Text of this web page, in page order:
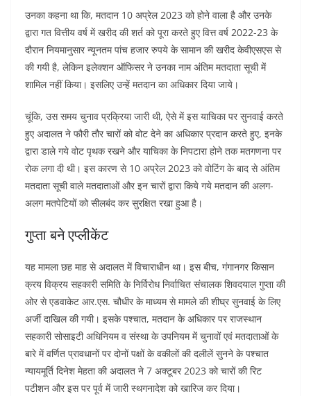
उनका कहना था कि, मतदान 10 अप्रेल 2023 को होने वाला है और उनके
द्वारा गत वित्तीय वर्ष में खरीद की शर्त को पूरा करते हुए वित्त वर्ष 2022-23 के
दौरान नियमानुसार न्यूनतम पांच हजार रुपये के सामान की खरीद केवीएसएस से
की गयी है, लेकिन इलेक्शन ऑफिसर ने उनका नाम अंतिम मतदाता सूची में
शामिल नहीं किया। इसलिए उन्हें मतदान का अधिकार दिया जाये।
चूंकि, उस समय चुनाव प्रक्रिया जारी थी, ऐसे में इस याचिका पर सुनवाई करते
हुए अदालत ने फौरी तौर चारों को वोट देने का अधिकार प्रदान करते हुए, इनके
द्वारा डाले गये वोट पृथक रखने और याचिका के निपटारा होने तक मतगणना पर
रोक लगा दी थी। इस कारण से 10 अप्रेल 2023 को वोटिंग के बाद से अंतिम
मतदाता सूची वाले मतदाताओं और इन चारों द्वारा किये गये मतदान की अलग-
अलग मतपेटियों को सीलबंद कर सुरक्षित रखा हुआ है।
गुप्ता बने एप्लीकेंट
यह मामला छह माह से अदालत में विचाराधीन था। इस बीच, गंगानगर किसान
क्रय विक्रय सहकारी समिति के निर्विरोध निर्वाचित संचालक शिवदयाल गुप्ता की
ओर से एडवाकेट आर.एस. चौधीर के माध्यम से मामले की शीघ्र सुनवाई के लिए
अर्जी दाखिल की गयी। इसके पश्चात, मतदान के अधिकार पर राजस्थान
सहकारी सोसाइटी अधिनियम व संस्था के उपनियम में चुनावों एवं मतदाताओं के
बारे में वर्णित प्रावधानों पर दोनों पक्षों के वकीलों की दलीलें सुनने के पश्चात
न्यायमूर्ति दिनेश मेहता की अदालत ने 7 अक्टूबर 2023 को चारों की रिट
पटीशन और इस पर पूर्व में जारी स्थगनादेश को खारिज कर दिया।